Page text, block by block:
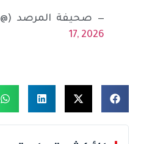
— صحيفة المرصد (@marsdnews24)
17, 2026